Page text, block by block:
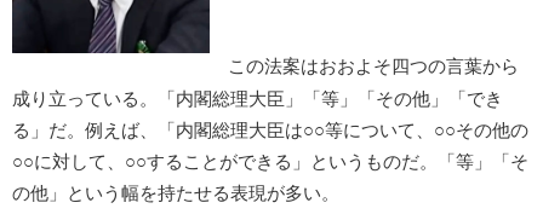
この法案はおおよそ四つの言葉から
成り立っている。「内閣総理大臣」「等」「その他」「でき
る」だ。例えば、「内閣総理大臣は○○等について、○○その他の
○○に対して、○○することができる」というものだ。「等」「そ
の他」という幅を持たせる表現が多い。